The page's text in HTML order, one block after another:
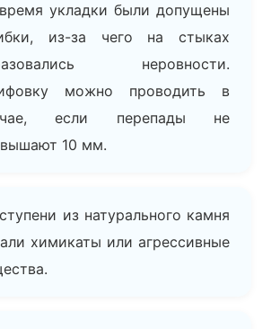
укладки были допущены
из-за чего на стыках
неровности.
можно проводить в
если перепады не
10 мм.
из натурального камня
химикаты или агрессивные